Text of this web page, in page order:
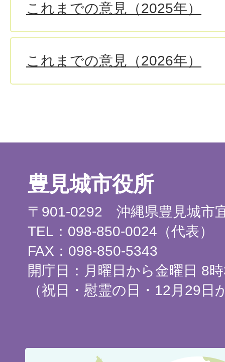
これまでの意見（2025年）
これまでの意見（2026年）
豊見城市役所
〒901-0292 沖縄県豊見城市
TEL：098-850-0024（代表）
FAX：098-850-5343
開庁日：月曜日から金曜日 8
（祝日・慰霊の日・12月29日